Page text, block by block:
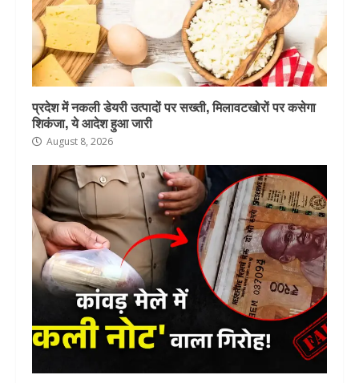
प्रदेश में नकली डेयरी उत्पादों पर सख्ती, मिलावटखोरों पर कसेगा
शिकंजा, ये आदेश हुआ जारी
August 8, 2026